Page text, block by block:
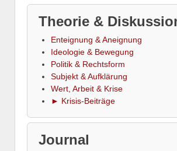
Theorie &
Enteignung & Aneignung
Ideologie & Bewegung
Politik & Rechtsform
Subjekt & Aufklärung
Wert, Arbeit & Krise
► Krisis-Beiträge
Journal